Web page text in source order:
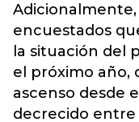
encuestados
la situación del
el próximo año,
ascenso desde
decrecido